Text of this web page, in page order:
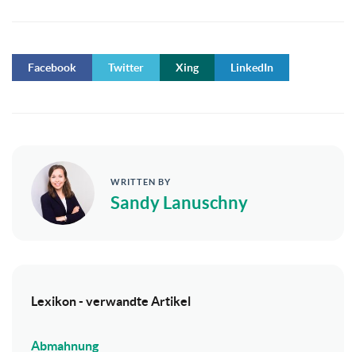
Facebook Twitter Xing LinkedIn
WRITTEN BY
Sandy Lanuschny
Lexikon - verwandte Artikel
Abmahnung